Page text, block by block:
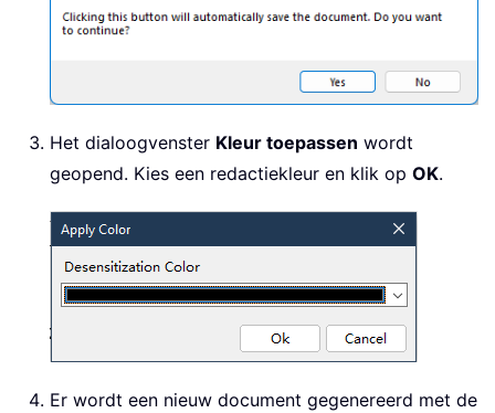
Het dialoogvenster Kleur toepassen wordt
geopend. Kies een redactiekleur en klik op OK.
Er wordt een nieuw document gegenereerd met de